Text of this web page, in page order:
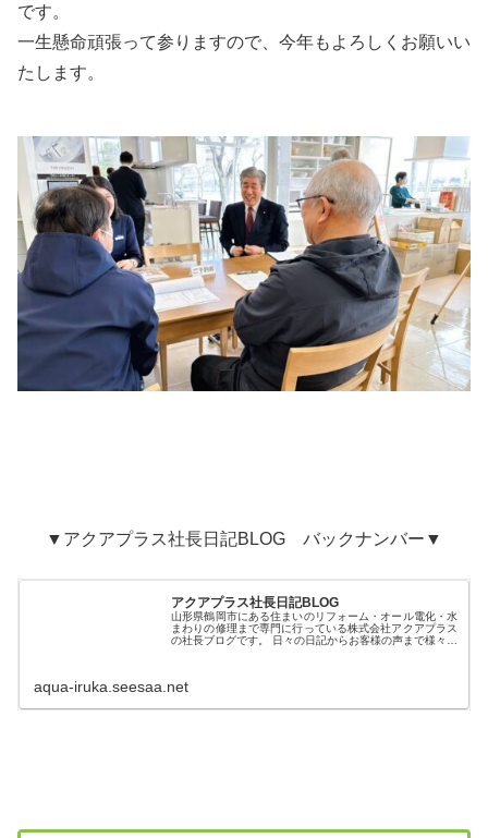
です。
一生懸命頑張って参りますので、今年もよろしくお願いい
たします。
▼アクアプラス社長日記BLOG バックナンバー▼
アクアプラス社長日記BLOG
山形県鶴岡市にある住まいのリフォーム・オール電化・水
まわりの修理まで専門に行っている株式会社アクアプラス
の社長ブログです。 日々の日記からお客様の声まで様々な
aqua-iruka.seesaa.net